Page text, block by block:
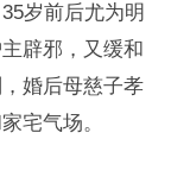
岁前后尤为明
辟邪，又缓和
婚后母慈子孝
宅气场。